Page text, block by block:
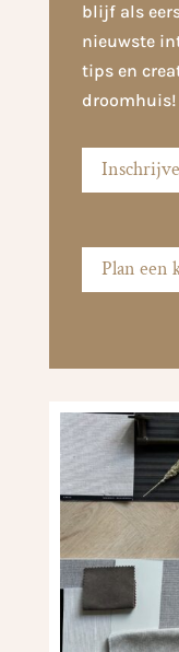
blijf als
nieuwste
tips en
droomhuis!
Plan een